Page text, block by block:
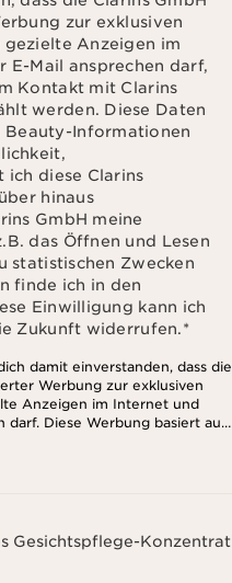
zur exklusiven
Anzeigen im
E-Mail ansprechen darf,
Kontakt mit Clarins
werden. Diese Daten
Beauty-Informationen
diese Clarins
hinaus
GmbH meine
das Öffnen und Lesen
statistischen Zwecken
finde ich in den
Einwilligung kann ich
Zukunft widerrufen.*
damit einverstanden, dass die
Werbung zur exklusiven
Anzeigen im Internet und
darf. Diese Werbung basiert auf
mit Clarins anfallen,
du zu, dass die Clarins GmbH
mit dem Newsletter
Mails) erfassen und zu
Weitere Informationen
Diese Einwilligung
Gesichtspflege-Konzentrat